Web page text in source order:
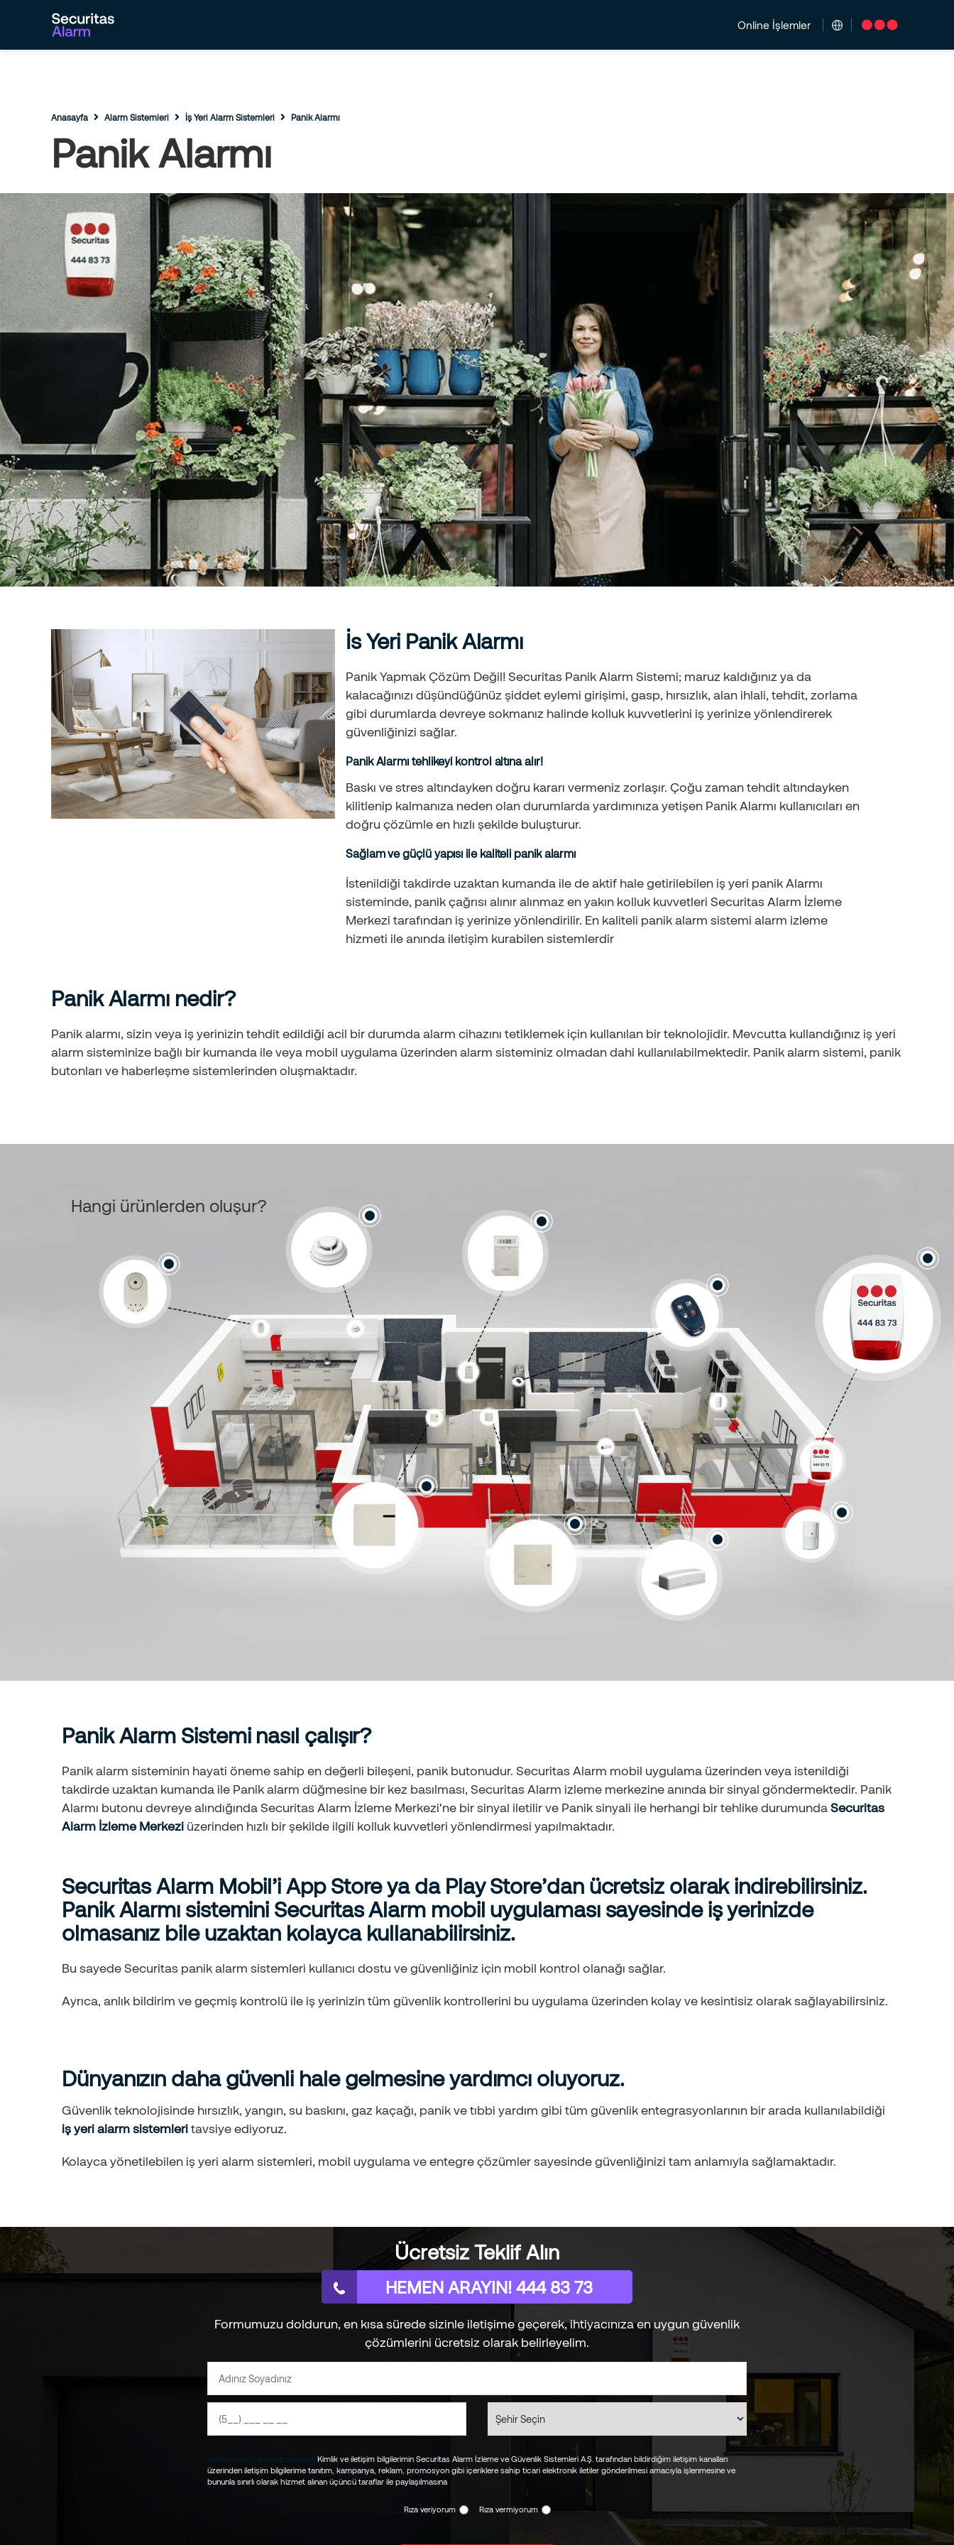
Online İşlemler
Anasayfa Alarm Sistemleri İş Yeri Alarm Sistemleri Panik Alarmı
Panik Alarmı
İs Yeri Panik Alarmı
Panik Yapmak Çözüm Değil! Securitas Panik Alarm Sistemi; maruz kaldığınız ya da
kalacağınızı düşündüğünüz şiddet eylemi girişimi, gasp, hırsızlık, alan ihlali, tehdit, zorlama
gibi durumlarda devreye sokmanız halinde kolluk kuvvetlerini iş yerinize yönlendirerek
güvenliğinizi sağlar.
Panik Alarmı tehlikeyi kontrol altına alır!
Baskı ve stres altındayken doğru kararı vermeniz zorlaşır. Çoğu zaman tehdit altındayken
kilitlenip kalmanıza neden olan durumlarda yardımınıza yetişen Panik Alarmı kullanıcıları en
doğru çözümle en hızlı şekilde buluşturur.
Sağlam ve güçlü yapısı ile kaliteli panik alarmı
İstenildiği takdirde uzaktan kumanda ile de aktif hale getirilebilen iş yeri panik Alarmı
sisteminde, panik çağrısı alınır alınmaz en yakın kolluk kuvvetleri Securitas Alarm İzleme
Merkezi tarafından iş yerinize yönlendirilir. En kaliteli panik alarm sistemi alarm izleme
hizmeti ile anında iletişim kurabilen sistemlerdir
Panik Alarmı nedir?
Panik alarmı, sizin veya iş yerinizin tehdit edildiği acil bir durumda alarm cihazını tetiklemek için kullanılan bir teknolojidir. Mevcutta kullandığınız iş yeri
alarm sisteminize bağlı bir kumanda ile veya mobil uygulama üzerinden alarm sisteminiz olmadan dahi kullanılabilmektedir. Panik alarm sistemi, panik
butonları ve haberleşme sistemlerinden oluşmaktadır.
Hangi ürünlerden oluşur?
Panik Alarm Sistemi nasıl çalışır?
Panik alarm sisteminin hayati öneme sahip en değerli bileşeni, panik butonudur. Securitas Alarm mobil uygulama üzerinden veya istenildiği
takdirde uzaktan kumanda ile Panik alarm düğmesine bir kez basılması, Securitas Alarm izleme merkezine anında bir sinyal göndermektedir. Panik
Alarmı butonu devreye alındığında Securitas Alarm İzleme Merkezi'ne bir sinyal iletilir ve Panik sinyali ile herhangi bir tehlike durumundaSecuritas
Alarm İzleme Merkezi üzerinden hızlı bir şekilde ilgili kolluk kuvvetleri yönlendirmesi yapılmaktadır.
Securitas Alarm Mobil’i App Store ya da Play Store’dan ücretsiz olarak indirebilirsiniz.
Panik Alarmı sistemini Securitas Alarm mobil uygulaması sayesinde iş yerinizde
olmasanız bile uzaktan kolayca kullanabilirsiniz.
Bu sayede Securitas panik alarm sistemleri kullanıcı dostu ve güvenliğiniz için mobil kontrol olanağı sağlar.
Ayrıca, anlık bildirim ve geçmiş kontrolü ile iş yerinizin tüm güvenlik kontrollerini bu uygulama üzerinden kolay ve kesintisiz olarak sağlayabilirsiniz.
Dünyanızın daha güvenli hale gelmesine yardımcı oluyoruz.
Güvenlik teknolojisinde hırsızlık, yangın, su baskını, gaz kaçağı, panik ve tıbbi yardım gibi tüm güvenlik entegrasyonlarının bir arada kullanılabildiği
iş yeri alarm sistemleritavsiye ediyoruz.
Kolayca yönetilebilen iş yeri alarm sistemleri, mobil uygulama ve entegre çözümler sayesinde güvenliğinizi tam anlamıyla sağlamaktadır.
Ücretsiz Teklif Alın
HEMEN ARAYIN! 444 83 73
Formumuzu doldurun, en kısa sürede sizinle iletişime geçerek, ihtiyacınıza en uygun güvenlik
çözümlerini ücretsiz olarak belirleyelim.
Aydınlatma Metni kapsamında Kimlik ve iletişim bilgilerimin Securitas Alarm İzleme ve Güvenlik Sistemleri A.Ş. tarafından bildirdiğim iletişim kanalları
üzerinden iletişim bilgilerime tanıtım, kampanya, reklam, promosyon gibi içeriklere sahip ticari elektronik iletiler gönderilmesi amacıyla işlenmesine ve
bununla sınırlı olarak hizmet alınan üçüncü taraflar ile paylaşılmasına
Rıza veriyorum Rıza vermiyorum